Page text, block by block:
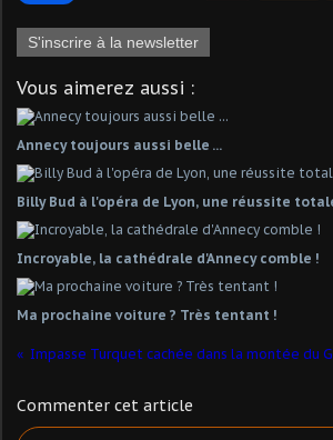
S'inscrire à la newsletter
Vous aimerez aussi :
Annecy toujours aussi belle ...
Billy Bud à l'opéra de Lyon, une réussite
Incroyable, la cathédrale d'Annecy comble !
Ma prochaine voiture ? Très tentant !
Commenter cet article